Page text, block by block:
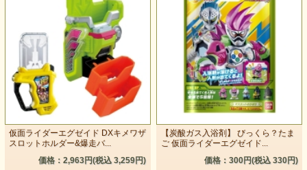
仮面ライダーエグゼイド DXキメワザ
スロットホルダー&爆走バ...
価格：2,963円(税込 3,259円)
【炭酸ガス入浴剤】 びっくら？たま
ご 仮面ライダーエグゼイド...
価格：300円(税込 330円)